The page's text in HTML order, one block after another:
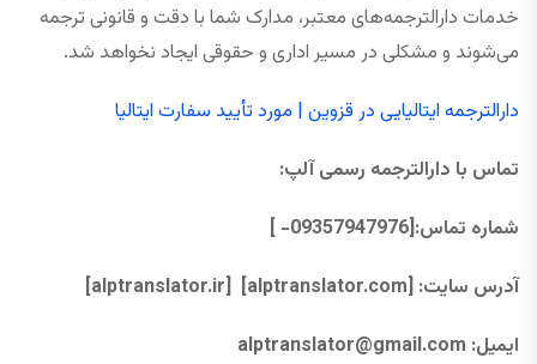
خدمات دارالترجمه‌های معتبر، مدارک شما با دقت و قانونی ترجمه
می‌شوند و مشکلی در مسیر اداری و حقوقی ایجاد نخواهد شد.
دارالترجمه ایتالیایی در قزوین | مورد تأیید سفارت ایتالیا
تماس با دارالترجمه رسمی آلپ:
شماره تماس:[09357947976- ]
آدرس سایت: [alptranslator.com]
[alptranslator.ir]
ایمیل:
alptranslator@gmail.com